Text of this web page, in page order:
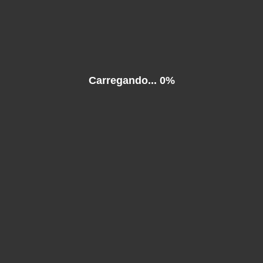
Carregando... 0%